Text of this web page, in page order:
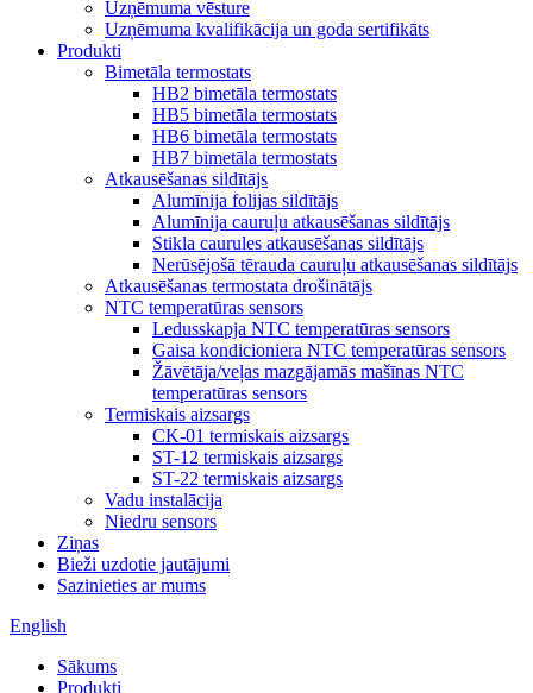
Uzņēmuma vēsture
Uzņēmuma kvalifikācija un goda sertifikāts
Produkti
Bimetāla termostats
HB2 bimetāla termostats
HB5 bimetāla termostats
HB6 bimetāla termostats
HB7 bimetāla termostats
Atkausēšanas sildītājs
Alumīnija folijas sildītājs
Alumīnija cauruļu atkausēšanas sildītājs
Stikla caurules atkausēšanas sildītājs
Nerūsējošā tērauda cauruļu atkausēšanas sildītājs
Atkausēšanas termostata drošinātājs
NTC temperatūras sensors
Ledusskapja NTC temperatūras sensors
Gaisa kondicioniera NTC temperatūras sensors
Žāvētāja/veļas mazgājamās mašīnas NTC
temperatūras sensors
Termiskais aizsargs
CK-01 termiskais aizsargs
ST-12 termiskais aizsargs
ST-22 termiskais aizsargs
Vadu instalācija
Niedru sensors
Ziņas
Bieži uzdotie jautājumi
Sazinieties ar mums
English
Sākums
Produkti